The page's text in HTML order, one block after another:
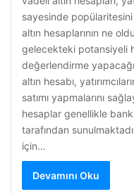
sayesinde popülaritesini
altın hesaplarının ne
gelecekteki potansiyeli
değerlendirme
altın hesabı,
satımı yapmalarını
hesaplar genellikle
tarafından
için…
Devamını Oku